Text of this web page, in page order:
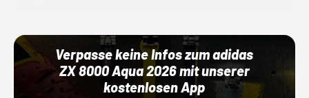
Verpasse keine Infos zum adidas
ZX 8000 Aqua 2026 mit unserer
kostenlosen App